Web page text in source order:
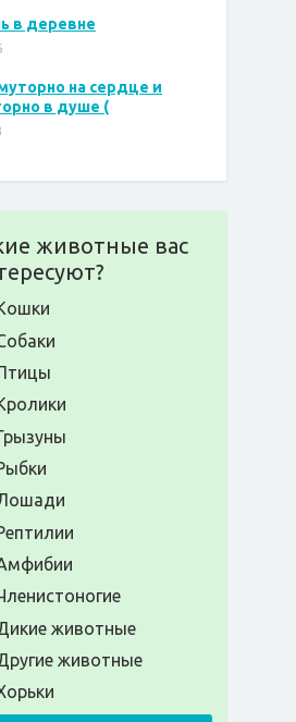
в деревне
на сердце и
в душе (
животные вас
животные
животные